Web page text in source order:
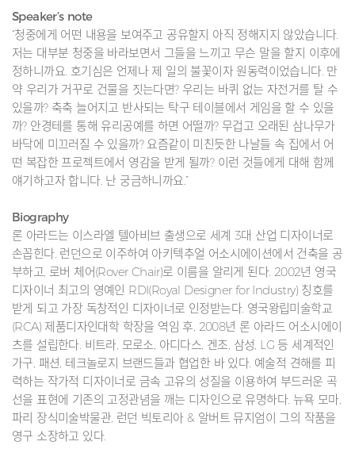
Speaker’s note
“청중에게 어떤 내용을 보여주고 공유할지 아직 정해지지 않았습니다.
저는 대부분 청중을 바라보면서 그들을 느끼고 무슨 말을 할지 이후에
정하니까요. 호기심은 언제나 제 일의 불꽃이자 원동력이었습니다. 만
약 우리가 거꾸로 건물을 짓는다면? 우리는 바퀴 없는 자전거를 탈 수
있을까? 축축 늘어지고 반사되는 탁구 테이블에서 게임을 할 수 있을
까? 안경테를 통해 유리공예를 하면 어떨까? 무겁고 오래된 삼나무가
바닥에 미끄러질 수 있을까? 요즘같이 미친듯한 나날들 속 집에서 어
떤 복잡한 프로젝트에서 영감을 받게 될까? 이런 것들에게 대해 함께
얘기하고자 합니다. 난 궁금하니까요.”
Biography
론 아라드는 이스라엘 텔아비브 출생으로 세계 3대 산업 디자이너로
손꼽힌다. 런던으로 이주하여 아키텍추얼 어소시에이션에서 건축을 공
부하고, 로버 체어(Rover Chair)로 이름을 알리게 된다. 2002년 영국
디자이너 최고의 영예인 RDI(Royal Designer for Industry) 칭호를
받게 되고 가장 독창적인 디자이너로 인정받는다. 영국왕립미술학교
(RCA) 제품디자인대학 학장을 역임 후, 2008년 론 아라드 어소시에이
츠를 설립한다. 비트라, 모로소, 아디다스, 겐조, 삼성, LG 등 세계적인
가구, 패션, 테크놀로지 브랜드들과 협업한 바 있다. 예술적 견해를 피
력하는 작가적 디자이너로 금속 고유의 성질을 이용하여 부드러운 곡
선을 표현에 기존의 고정관념을 깨는 디자인으로 유명하다. 뉴욕 모마,
파리 장식미술박물관, 런던 빅토리아 & 알버트 뮤지엄이 그의 작품을
영구 소장하고 있다.